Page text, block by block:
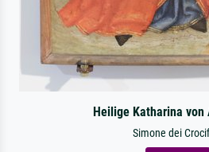
Heilige Katharina von
Simone dei